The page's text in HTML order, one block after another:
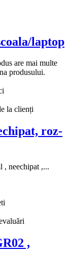
laptop
are mai multe
produsului.
la clienți
roz-
, neechipat ,...
,